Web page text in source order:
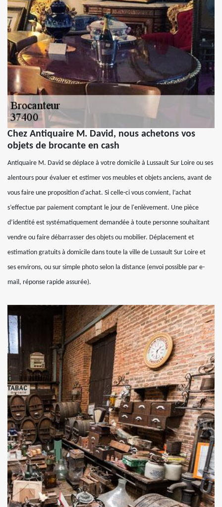
Chez Antiquaire M. David, nous achetons vos
objets de brocante en cash
Antiquaire M. David se déplace à votre domicile à Lussault Sur Loire ou ses
alentours pour évaluer et estimer vos meubles et objets anciens, avant de
vous faire une proposition d'achat. Si celle-ci vous convient, l’achat
s’effectue par paiement comptant le jour de l'enlèvement. Une pièce
d’identité est systématiquement demandée à toute personne souhaitant
vendre ou faire débarrasser des objets ou mobilier. Déplacement et
estimation gratuits à domicile dans toute la ville de Lussault Sur Loire et
ses environs, ou sur simple photo selon la distance (envoi possible par e-
mail, réponse rapide assurée).